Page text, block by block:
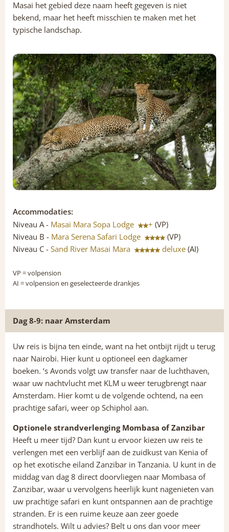
Masai het gebied deze naam heeft gegeven is niet
bekend, maar het heeft misschien te maken met het
typische landschap.
Accommodaties:
Niveau A - Masai Mara Sopa Lodge + (VP)
Niveau B - Mara Serena Safari Lodge
(VP)
Niveau C - Sand River Masai Mara deluxe (AI)
VP = volpension
AI = volpension en geselecteerde drankjes
Dag 8-9: naar Amsterdam
Uw reis is bijna ten einde, want na het ontbijt rijdt u terug
naar Nairobi. Hier kunt u optioneel een dagkamer
boeken. ‘s Avonds volgt uw transfer naar de luchthaven,
waar uw nachtvlucht met KLM u weer terugbrengt naar
Amsterdam. Hier komt u de volgende ochtend, na een
prachtige safari, weer op Schiphol aan.
Optionele strandverlenging Mombasa of Zanzibar
Heeft u meer tijd? Dan kunt u ervoor kiezen uw reis te
verlengen met een verblijf aan de zuidkust van Kenia of
op het exotische eiland Zanzibar in Tanzania. U kunt in de
middag van dag 8 direct doorvliegen naar Mombasa of
Zanzibar, waar u vervolgens heerlijk kunt nagenieten van
uw prachtige safari en kunt ontspannen aan de prachtige
stranden. Er is een ruime keuze aan zeer goede
strandhotels. Wilt u advies? Belt u ons dan voor meer